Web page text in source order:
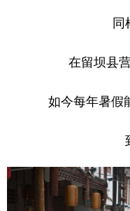
同
在留坝县
如今每年暑假